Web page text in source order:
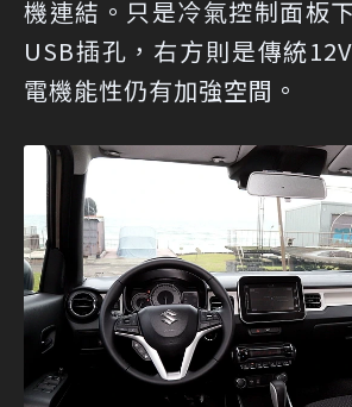
機連結。只是冷氣控制面板
USB插孔，右方則是傳統
電機能性仍有加強空間。